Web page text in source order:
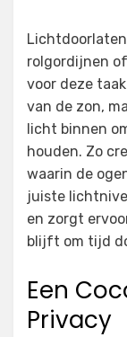
rolgordijnen
voor deze
van de zon,
licht binnen
houden. Zo
waarin de
juiste
en zorgt
blijft om tijd
Een
Privacy